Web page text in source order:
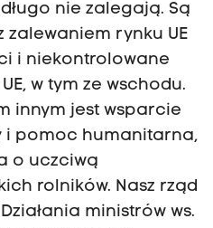
nie zalegają. Są
zalewaniem rynku UE
i niekontrolowane
w tym ze wschodu.
innym jest wsparcie
i pomoc humanitarna,
o uczciwą
rolników. Nasz rząd
ministrów ws.